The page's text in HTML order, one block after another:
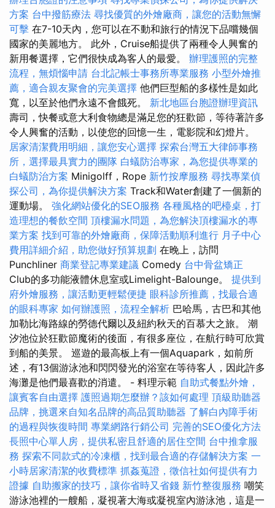
方案 台中撥筋療法 尋找優質的外燴廠商，讓您的活動無懈
可擊 在7-10天內，您可以在不動和旅行的情況下品嚐幾個
國家的美麗地方。 此外，Cruise船提供了兩種令人興奮的
新用餐選擇，它們很快成為客人的最愛。 辦理護照的完整
流程，無煩惱申請 台北記帳士事務所專業服務 小型外燴推
薦，適合親友聚會的完美選擇 他們巨型船的多樣性是如此
寬，以至於他們永遠不會餓死。 新北地區台胞證辦理資訊
壽司，快餐或意大利食物總是滿足您的狂歡節，等待著許多
令人興奮的活動，以使您的回憶一生，電影院和幻燈片。
居家清潔費用明細，讓您安心選擇 探索台灣五大律師事務
所，選擇最具實力的團隊 白蟻防治專家，為您提供專業的
白蟻防治方案 Minigolff，Rope 新竹按摩服務 尋找專業偵
探公司，為你提供解決方案 Track和Water創建了一個新的
運動場。 強化網站優化的SEO服務 各種風格的吧檯桌，打
造理想的餐飲空間 頂樓漏水問題，為您解決頂樓漏水的專
業方案 找到可靠的外燴廠商，保障活動順利進行 月子中心
費用詳細介紹，助您做好預算規劃 在晚上，訪問
Punchliner 商業登記專業建議 Comedy 台中骨盆矯正
Club的多功能液體休息室或Limelight-Balounge。 提供到
府外燴服務，讓活動更輕鬆便捷 眼科診所推薦，找最合適
的眼科專家 如何辦護照，流程全解析 巴哈馬，古巴和其他
加勒比海路線的勞德代爾以及紐約秋天的百慕大之旅。 潮
汐池位於狂歡節魔術的後面，有很多座位，在航行時可欣賞
到船的美景。 巡遊的最高板上有一個Aquapark，如前所
述，有13個游泳池和閃閃發光的浴室在等待客人，因此許多
海灘是他們最喜歡的消遣。 - 料理示範 自助式餐點外燴，
讓賓客自由選擇 護照過期怎麼辦？該如何處理 頂級助聽器
品牌，挑選來自知名品牌的高品質助聽器 了解白內障手術
的過程與恢復時間 專業網路行銷公司 完善的SEO優化方法
長照中心單人房，提供私密且舒適的居住空間 台中推拿服
務 探索不同款式的冷凍櫃，找到最合適的存儲解決方案 一
小時居家清潔的收費標準 抓姦蒐證，徵信社如何提供有力
證據 自助搬家的技巧，讓你省時又省錢 新竹整復服務 嘲笑
游泳池裡的一艘船，凝視著大海或凝視室內游泳池，這是一